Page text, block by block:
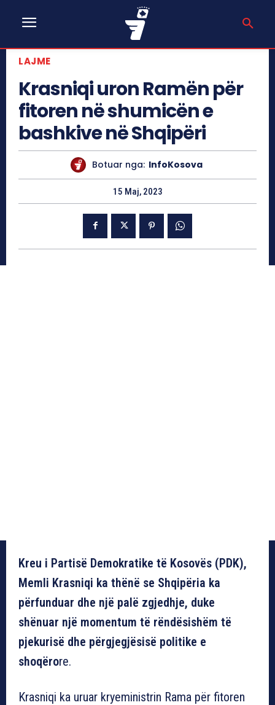
LAJME
Krasniqi uron Ramën për
fitoren në shumicën e
bashkive në Shqipëri
Botuar nga: InfoKosova
15 Maj, 2023
Kreu i Partisë Demokratike të Kosovës (PDK),
Memli Krasniqi ka thënë se Shqipëria ka
përfunduar dhe një palë zgjedhje, duke
shënuar një momentum të rëndësishëm të
pjekurisë dhe përgjegjësisë politike e
shoqërore.
Krasniqi ka uruar kryeministrin Rama për fitoren